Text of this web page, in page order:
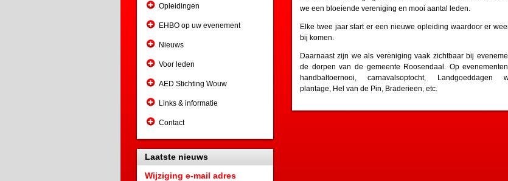
Opleidingen
EHBO op uw evenement
Nieuws
Voor leden
AED Stichting Wouw
Links & informatie
Contact
Laatste nieuws
Wijziging e-mail adres
we een bloeiende vereniging en mooi aantal leden.
Elke twee jaar start er een nieuwe opleiding waardoor er
bij komen.
Daarnaast zijn we als vereniging vaak zichtbaar bij
de dorpen van de gemeente Roosendaal. Op
handbaltoernooi, carnavalsoptocht, Landgoeddagen
plantage, Hel van de Pin, Braderieen, etc.